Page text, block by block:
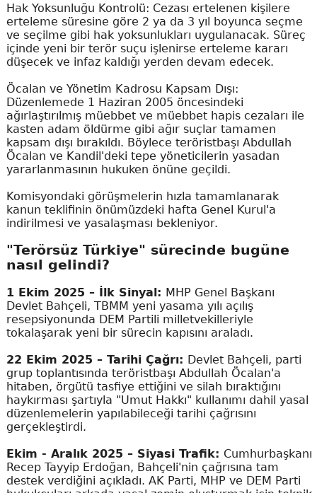
Hak Yoksunluğu Kontrolü: Cezası ertelenen kişilere
erteleme süresine göre 2 ya da 3 yıl boyunca seçme
ve seçilme gibi hak yoksunlukları uygulanacak. Süreç
içinde yeni bir terör suçu işlenirse erteleme kararı
düşecek ve infaz kaldığı yerden devam edecek.
Öcalan ve Yönetim Kadrosu Kapsam Dışı:
Düzenlemede 1 Haziran 2005 öncesindeki
ağırlaştırılmış müebbet ve müebbet hapis cezaları ile
kasten adam öldürme gibi ağır suçlar tamamen
kapsam dışı bırakıldı. Böylece teröristbaşı Abdullah
Öcalan ve Kandil'deki tepe yöneticilerin yasadan
yararlanmasının hukuken önüne geçildi.
Komisyondaki görüşmelerin hızla tamamlanarak
kanun teklifinin önümüzdeki hafta Genel Kurul'a
indirilmesi ve yasalaşması bekleniyor.
"Terörsüz Türkiye" sürecinde bugüne
nasıl gelindi?
1 Ekim 2025 – İlk Sinyal: MHP Genel Başkanı
Devlet Bahçeli, TBMM yeni yasama yılı açılış
resepsiyonunda DEM Partili milletvekilleriyle
tokalaşarak yeni bir sürecin kapısını araladı.
22 Ekim 2025 – Tarihi Çağrı: Devlet Bahçeli, parti
grup toplantısında teröristbaşı Abdullah Öcalan'a
hitaben, örgütü tasfiye ettiğini ve silah bıraktığını
haykırması şartıyla "Umut Hakkı" kullanımı dahil yasal
düzenlemelerin yapılabileceği tarihi çağrısını
gerçekleştirdi.
Ekim - Aralık 2025 – Siyasi Trafik: Cumhurbaşkanı
Recep Tayyip Erdoğan, Bahçeli'nin çağrısına tam
destek verdiğini açıkladı. AK Parti, MHP ve DEM Parti